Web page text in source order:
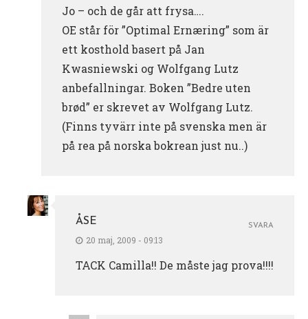
Jo – och de går att frysa….
OE står för ”Optimal Ernæring” som är
ett kosthold basert på Jan
Kwasniewski og Wolfgang Lutz
anbefallningar. Boken ”Bedre uten
brød” er skrevet av Wolfgang Lutz.
(Finns tyvärr inte på svenska men är
på rea på norska bokrean just nu..)
ÅSE
20 maj, 2009 - 09:13
TACK Camilla!! De måste jag prova!!!!
SVARA